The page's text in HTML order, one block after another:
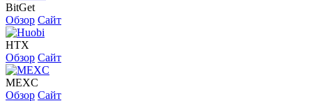
BitGet
Обзор Сайт
HTX
Обзор Сайт
MEXC
Обзор Сайт